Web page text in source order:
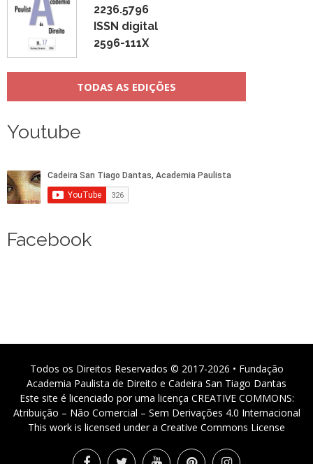
2236.5796
ISSN digital
2596-111X
TODAS AS EDIÇÕES
Youtube
Facebook
Todos os Direitos Reservados © 2017-2026 • Fundação
Academia Paulista de Direito e Cadeira San Tiago Dantas
Este site é licenciado por uma licença CREATIVE COMMONS:
Atribuição – Não Comercial – Sem Derivações 4.0 Internacional
This work is licensed under a Creative Commons License